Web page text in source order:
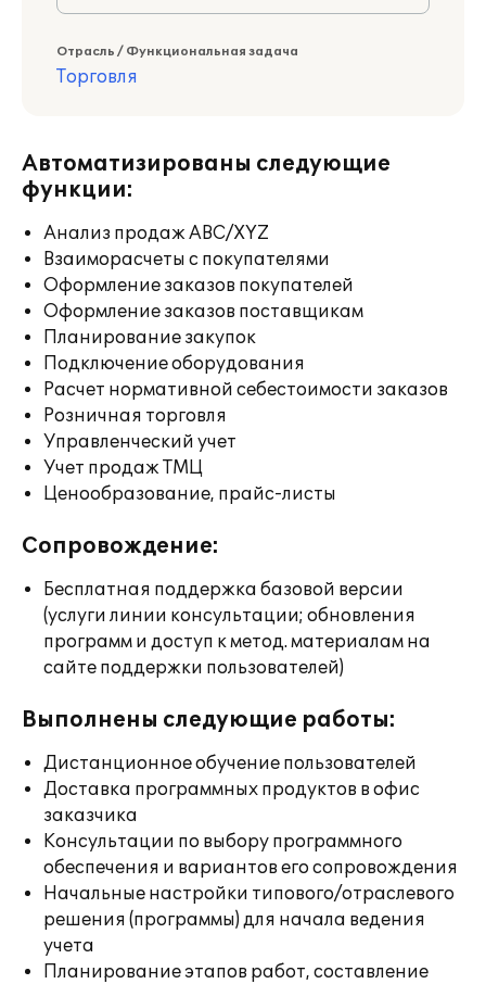
Отрасль / Функциональная задача
Торговля
Автоматизированы следующие
функции:
Анализ продаж ABC/XYZ
Взаиморасчеты с покупателями
Оформление заказов покупателей
Оформление заказов поставщикам
Планирование закупок
Подключение оборудования
Расчет нормативной себестоимости заказов
Розничная торговля
Управленческий учет
Учет продаж ТМЦ
Ценообразование, прайс-листы
Сопровождение:
Бесплатная поддержка базовой версии
(услуги линии консультации; обновления
программ и доступ к метод. материалам на
сайте поддержки пользователей)
Выполнены следующие работы:
Дистанционное обучение пользователей
Доставка программных продуктов в офис
заказчика
Консультации по выбору программного
обеспечения и вариантов его сопровождения
Начальные настройки типового/отраслевого
решения (программы) для начала ведения
учета
Планирование этапов работ, составление